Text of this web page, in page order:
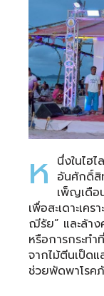
ห นึ่งในไฮ
อันศักดิ์สิ
เพ็ญเดือ
เพื่อสะเดาะเ
ฌีรัย” และล้าง
หรือการกระท
จากไม้ตีนเป็ด
ช่วยพัดพาโรค